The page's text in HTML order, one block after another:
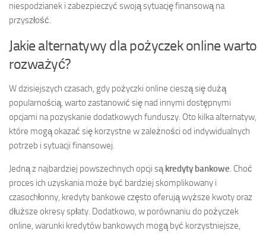
niespodzianek i zabezpieczyć swoją sytuację finansową na
przyszłość.
Jakie alternatywy dla pożyczek online warto
rozważyć?
W dzisiejszych czasach, gdy pożyczki online cieszą się dużą
popularnością, warto zastanowić się nad innymi dostępnymi
opcjami na pozyskanie dodatkowych funduszy. Oto kilka alternatyw,
które mogą okazać się korzystne w zależności od indywidualnych
potrzeb i sytuacji finansowej.
Jedną z najbardziej powszechnych opcji sąkredyty bankowe. Choć
proces ich uzyskania może być bardziej skomplikowany i
czasochłonny, kredyty bankowe często oferują wyższe kwoty oraz
dłuższe okresy spłaty. Dodatkowo, w porównaniu do pożyczek
online, warunki kredytów bankowych mogą być korzystniejsze,